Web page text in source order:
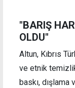
"BARIŞ
OLDU"
Altun, Kıbrıs
ve etnik
baskı, dışlama